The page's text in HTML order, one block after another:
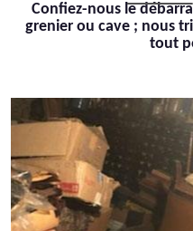
Confiez-nous le
grenier ou cave ; nous
tout